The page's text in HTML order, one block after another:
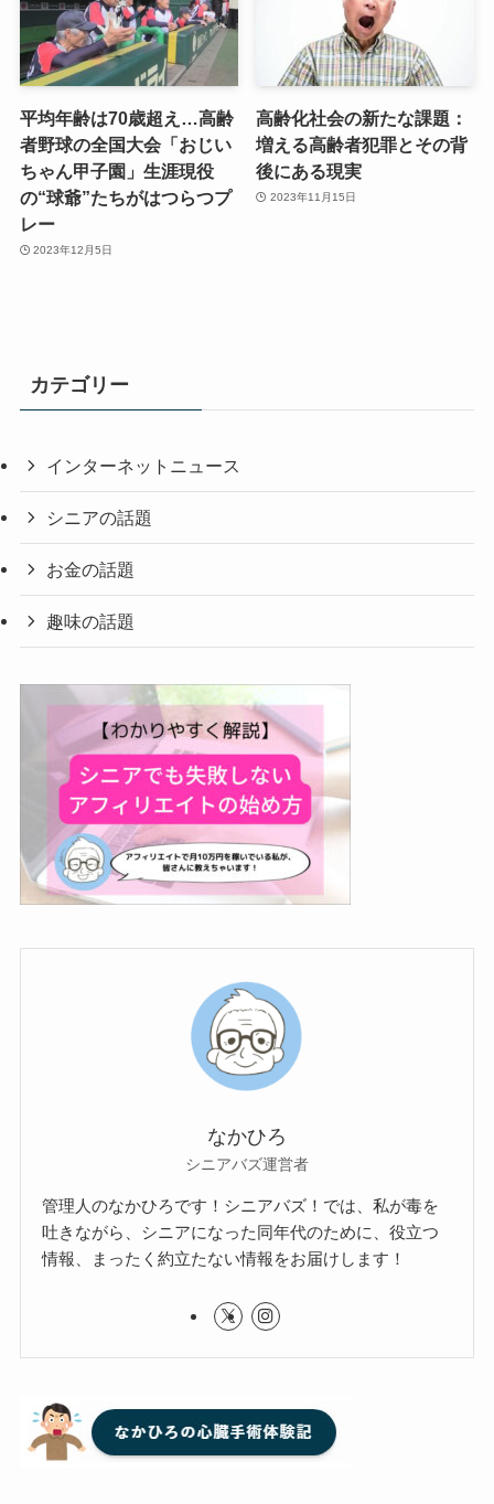
平均年齢は70歳超え…高齢
者野球の全国大会「おじい
ちゃん甲子園」生涯現役
の“球爺”たちがはつらつプ
レー
2023年12月5日
高齢化社会の新たな課題：
増える高齢者犯罪とその背
後にある現実
2023年11月15日
カテゴリー
インターネットニュース
シニアの話題
お金の話題
趣味の話題
なかひろ
シニアバズ運営者
管理人のなかひろです！シニアバズ！では、私が毒を
吐きながら、シニアになった同年代のために、役立つ
情報、まったく約立たない情報をお届けします！